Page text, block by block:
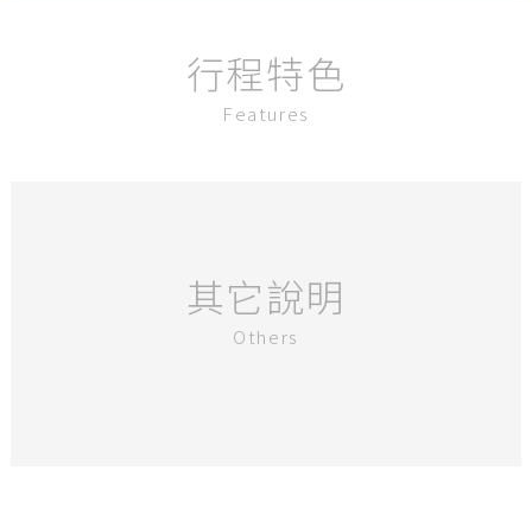
行程特色
Features
其它說明
Others